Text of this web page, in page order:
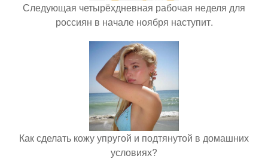
Следующая четырёхдневная рабочая неделя для
россиян в начале ноября наступит.
Как сделать кожу упругой и подтянутой в домашних
условиях?